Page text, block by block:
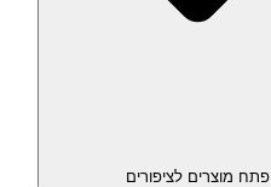
פתח מוצרים לציפורים